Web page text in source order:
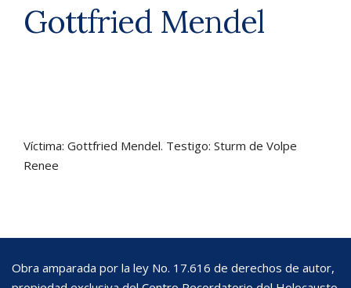
Gottfried Mendel
Víctima: Gottfried Mendel. Testigo: Sturm de Volpe
Renee
Obra amparada por la ley No. 17.616 de derechos de autor,